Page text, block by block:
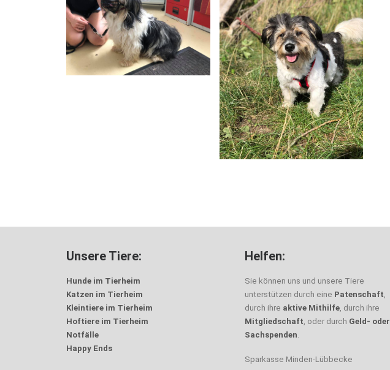
Unsere Tiere:
Hunde im Tierheim
Katzen im Tierheim
Kleintiere im Tierheim
Hoftiere im Tierheim
Notfälle
Happy Ends
Helfen:
Sie können uns und unsere Tiere
unterstützen durch eine Patenschaft,
durch ihre aktive Mithilfe, durch ihre
Mitgliedschaft, oder durch Geld- oder
Sachspenden.
Sparkasse Minden-Lübbecke